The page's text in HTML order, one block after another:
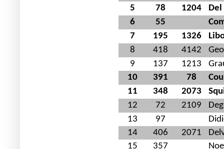
5
78 1204
Del
6
55
7
195 1326
8
418 4142
9
137 1213
10
391 78
11
348 2073
12
72 2109
13
97
14
406 2071
15
357